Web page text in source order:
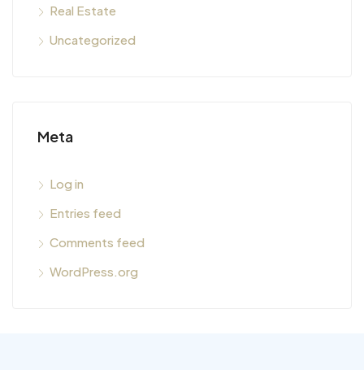
Real Estate
Uncategorized
Meta
Log in
Entries feed
Comments feed
WordPress.org